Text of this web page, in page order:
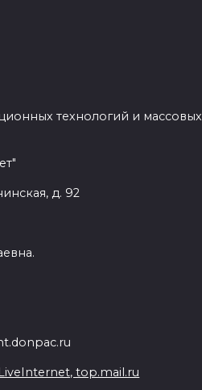
технологий и массовых
д. 92
top.mail.ru